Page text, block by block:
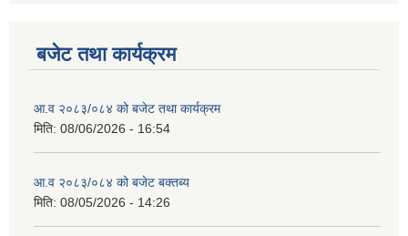
बजेट तथा कार्यक्रम
आ.व २०८३/०८४ को बजेट तथा कार्यक्रम
मिति: 08/06/2026 - 16:54
आ.व २०८३/०८४ को बजेट बक्तब्य
मिति: 08/05/2026 - 14:26